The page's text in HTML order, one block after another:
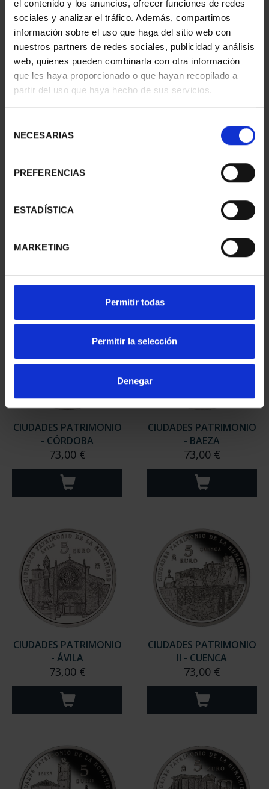
el contenido y los anuncios, ofrecer funciones de redes
sociales y analizar el tráfico. Además, compartimos
información sobre el uso que haga del sitio web con
nuestros partners de redes sociales, publicidad y análisis
web, quienes pueden combinarla con otra información
que les haya proporcionado o que hayan recopilado a
partir del uso que haya hecho de sus servicios.
NECESARIAS
PREFERENCIAS
ESTADÍSTICA
MARKETING
Permitir todas
Permitir la selección
Denegar
ESCORIAL
73,00 €
REAL DE...
73,00 €
CIUDADES PATRIMONIO
CIUDADES PATRIMONIO
- ALCALÁ DE HENARES
CIUDADES PATRIMONIO
- CÓRDOBA
73,00 €
CIUDADES PATRIMONIO
- BAEZA
73,00 €
CIUDADES PATRIMONIO
- ÁVILA
73,00 €
CIUDADES PATRIMONIO
II - CUENCA
73,00 €